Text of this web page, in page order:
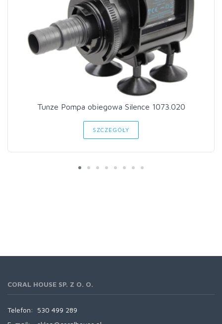
Tunze Pompa obiegowa Silence 1073.020
SZCZEGÓŁY
CORAL HOUSE SP. Z O. O.
Telefon:
530 499 289